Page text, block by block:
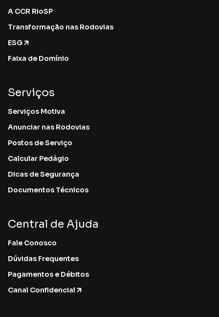
A CCR RioSP
Transformação nas Rodovias
ESG
Faixa de Domínio
Serviços
Serviços Motiva
Anunciar nas Rodovias
Postos de Serviço
Calcular Pedágio
Dicas de Segurança
Documentos Técnicos
Central de Ajuda
Fale Conosco
Dúvidas Frequentes
Pagamentos e Débitos
Canal Confidencial